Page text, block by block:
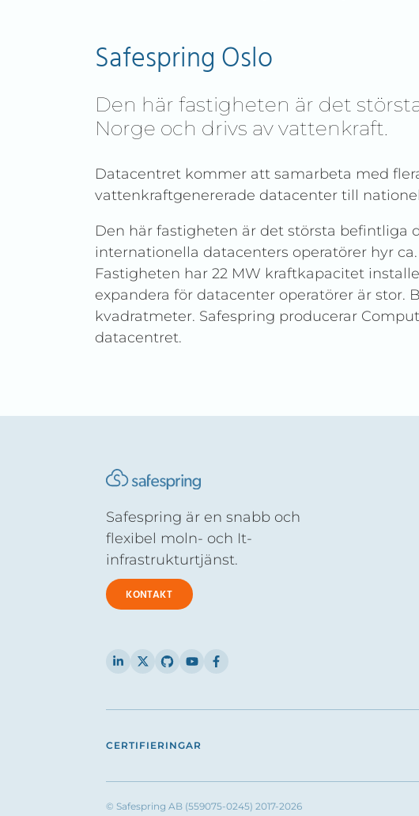
Safespring Oslo
Den här fastigheten är det
Norge och drivs av vattenkraft.
Datacentret kommer att samarbeta med
vattenkraftgenererade datacenter till
Den här fastigheten är det största befintliga
internationella datacenters operatörer hyr
Fastigheten har 22 MW kraftkapacitet
expandera för datacenter operatörer är stor.
kvadratmeter. Safespring producerar
datacentret.
Safespring är en snabb och
flexibel moln- och It-
infrastrukturtjänst.
KONTAKT
CERTIFIERINGAR
© Safespring AB (559075-0245) 2017-2026